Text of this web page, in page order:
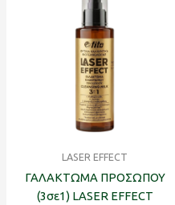
LASER EFFECT
ΓΑΛΑΚΤΩΜΑ ΠΡΟΣΩΠΟΥ
(3σε1) LASER EFFECT